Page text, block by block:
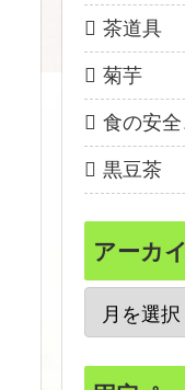
茶道具
菊芋
食の安
黒豆茶
アーカ